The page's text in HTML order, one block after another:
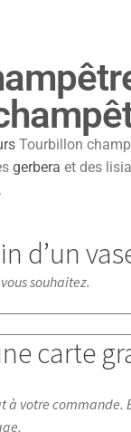
Tourbillon
gerbera et des
d’un
souhaitez.
carte
à votre commande.